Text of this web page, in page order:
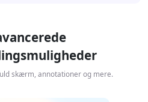
skærm, annotationer og mere.